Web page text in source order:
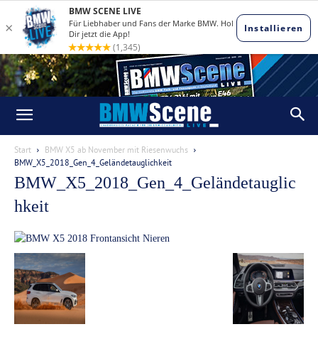
Start
BMW X5 ab November mit Riesenwuchs
BMW_X5_2018_Gen_4_Geländetauglichkeit
BMW_X5_2018_Gen_4_Geländetauglic
hkeit